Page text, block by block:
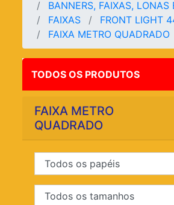
BANNERS, FAIXAS, LONAS
FAIXAS
FRONT LIGHT
FAIXA METRO QUADRADO
TODOS OS PRODUTOS
FAIXA METRO
QUADRADO